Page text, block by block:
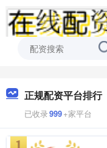
正规配资平台排行
已收录999+家平台